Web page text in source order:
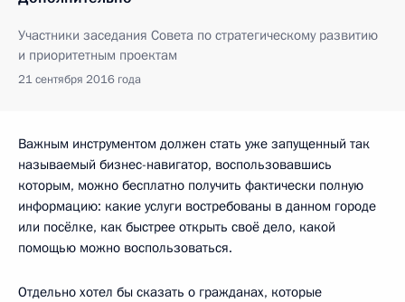
Участники заседания Совета по стратегическому развитию
и приоритетным проектам
21 сентября 2016 года
Важным инструментом должен стать уже запущенный так
называемый бизнес-навигатор, воспользовавшись
которым, можно бесплатно получить фактически полную
информацию: какие услуги востребованы в данном городе
или посёлке, как быстрее открыть своё дело, какой
помощью можно воспользоваться.
Отдельно хотел бы сказать о гражданах, которые